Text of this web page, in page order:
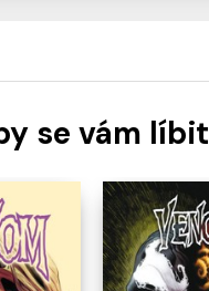
se vám líbit